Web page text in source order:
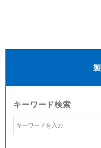
キーワード検索